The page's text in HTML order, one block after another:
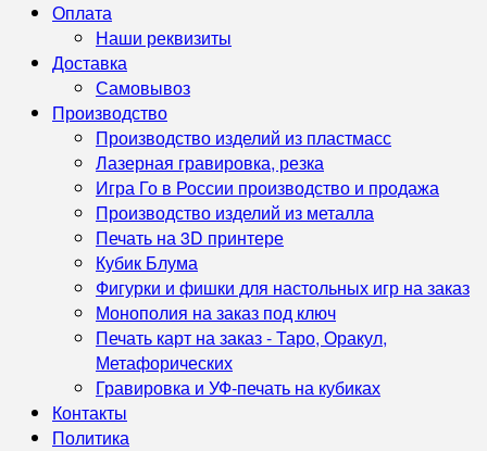
Оплата
Наши реквизиты
Доставка
Самовывоз
Производство
Производство изделий из пластмасс
Лазерная гравировка, резка
Игра Го в России производство и продажа
Производство изделий из металла
Печать на 3D принтере
Кубик Блума
Фигурки и фишки для настольных игр на заказ
Монополия на заказ под ключ
Печать карт на заказ - Таро, Оракул,
Метафорических
Гравировка и УФ‑печать на кубиках
Контакты
Политика